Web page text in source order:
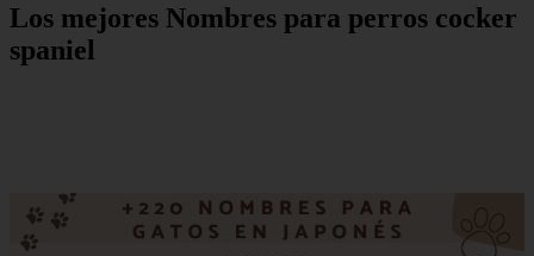
Los mejores Nombres para perros cocker
spaniel